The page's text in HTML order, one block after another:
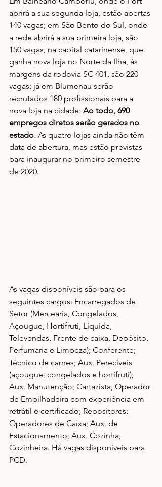
abrirá a sua segunda loja, estão abertas
140 vagas; em São Bento do Sul, onde
a rede abrirá a sua primeira loja, são
150 vagas; na capital catarinense, que
ganha nova loja no Norte da Ilha, às
margens da rodovia SC 401, são 220
vagas; já em Blumenau serão
recrutados 180 profissionais para a
nova loja na cidade. Ao todo, 690
empregos diretos serão gerados no
estado. As quatro lojas ainda não têm
data de abertura, mas estão previstas
para inaugurar no primeiro semestre
de 2020.
As vagas disponíveis são para os
seguintes cargos: Encarregados de
Setor (Mercearia, Congelados,
Açougue, Hortifruti, Líquida,
Televendas, Frente de caixa, Depósito,
Perfumaria e Limpeza); Conferente;
Técnico de carnes; Aux. Perecíveis
(açougue, congelados e hortifruti);
Aux. Manutenção; Cartazista; Operador
de Empilhadeira com experiência em
retrátil e certificado; Repositores;
Operadores de Caixa; Aux. de
Estacionamento; Aux. Cozinha;
Cozinheira. Há vagas disponíveis para
PCD.